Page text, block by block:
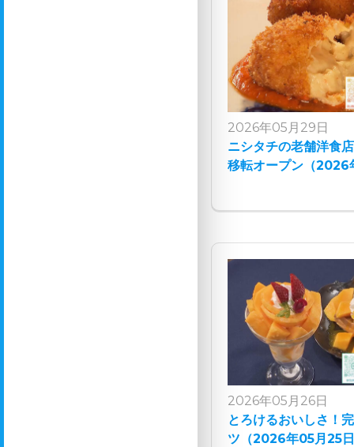
2026年05月29日
ニシタチの老舗洋食
移転オープン（
2026年05月26日
とろけるおいしさ！
ツ（2026年05月25